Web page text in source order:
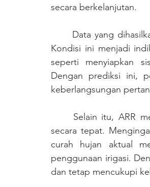
secara berkelanjutan.
Kondisi ini menjadi
seperti menyiapkan
Dengan prediksi ini,
keberlangsungan
secara tepat.
curah hujan aktual
penggunaan irigasi.
dan tetap mencukupi